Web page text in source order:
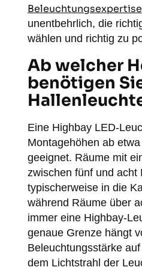
Beleuchtungsexpertise
unentbehrlich, die
wählen und richtig zu
Ab welcher
benötigen
Eine Highbay LED-
Montagehöhen ab
geeignet. Räume mit
zwischen fünf und acht
typischerweise in die
während Räume über
immer eine Highbay-
genaue Grenze hängt
Beleuchtungsstärke
dem Lichtstrahl der